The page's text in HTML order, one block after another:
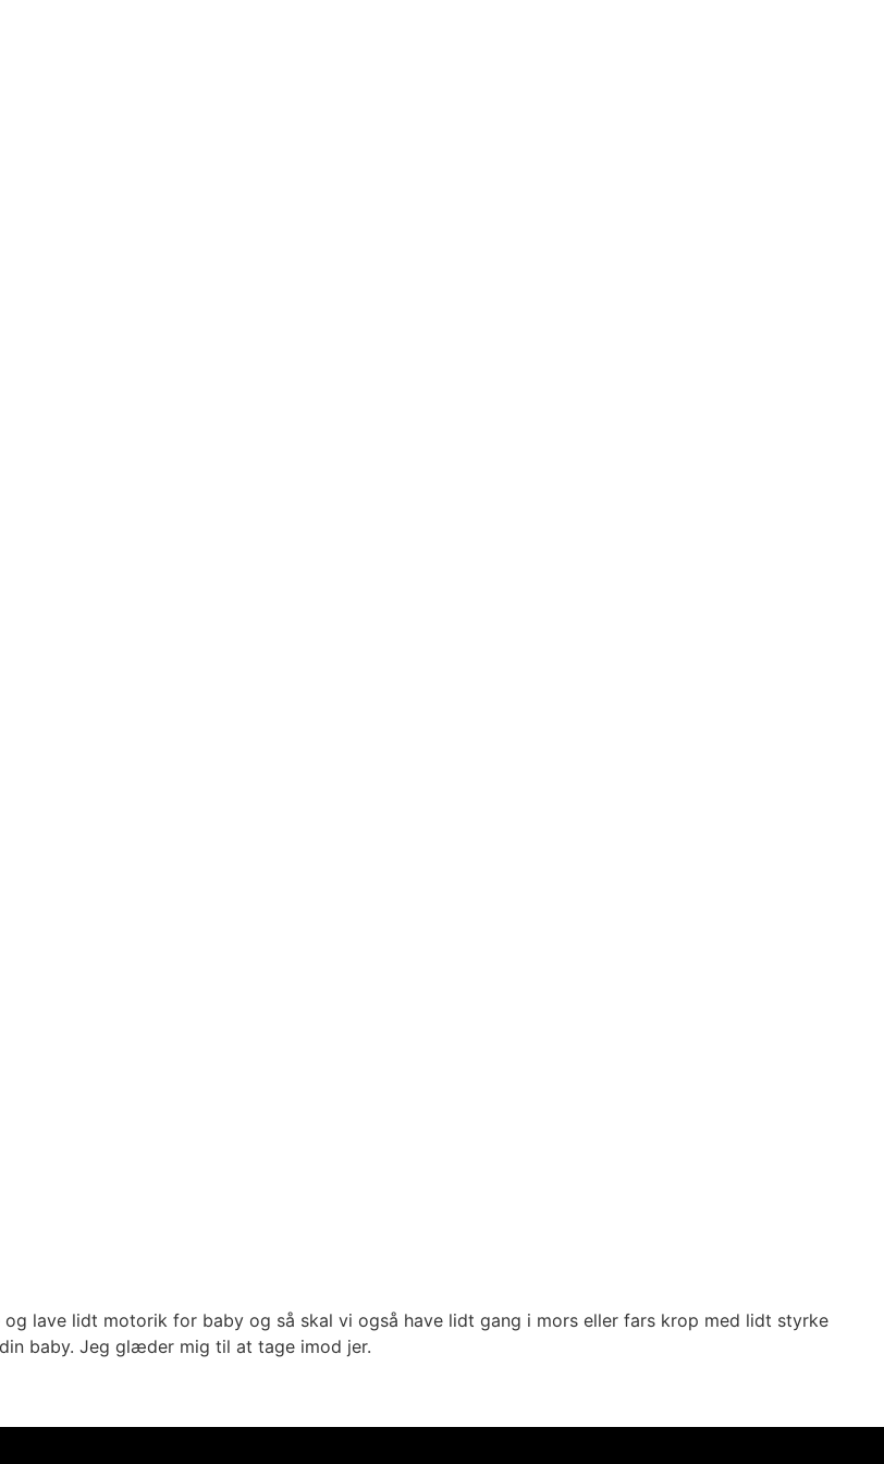
lave lidt motorik for baby og så skal vi også have lidt gang i mors eller fars krop med lidt styrke
baby. Jeg glæder mig til at tage imod jer.